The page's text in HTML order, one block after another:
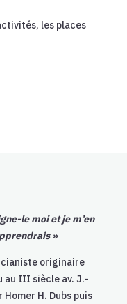
les places
le moi et je m’en
»
originaire
au III siècle av. J.-
H. Dubs puis